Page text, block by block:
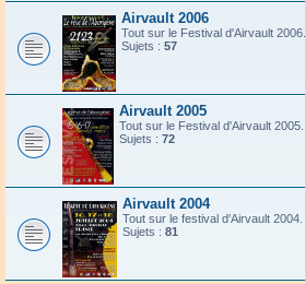
Airvault 2006
Tout sur le Festival d'Airvault 2006.
Sujets : 57
Airvault 2005
Tout sur le Festival d'Airvault 2005.
Sujets : 72
Airvault 2004
Tout sur le festival d'Airvault 2004.
Sujets : 81